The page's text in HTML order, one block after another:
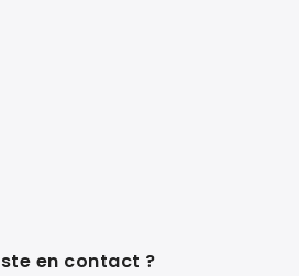
en contact ?